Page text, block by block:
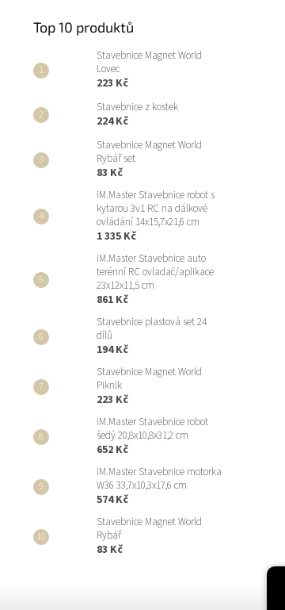
Top 10 produktů
Stavebnice Magnet World
Lovec
223 Kč
Stavebnice z kostek
224 Kč
Stavebnice Magnet World
Rybář set
83 Kč
iM.Master Stavebnice robot s
kytarou 3v1 RC na dálkové
ovládání 14x15,7x21,6 cm
1 335 Kč
iM.Master Stavebnice auto
terénní RC ovladač/aplikace
23x12x11,5 cm
861 Kč
Stavebnice plastová set 24
dílů
194 Kč
Stavebnice Magnet World
Piknik
223 Kč
iM.Master Stavebnice robot
šedý 20,8x10,8x31,2 cm
652 Kč
iM.Master Stavebnice motorka
W36 33,7x10,3x17,6 cm
574 Kč
Stavebnice Magnet World
Rybář
83 Kč